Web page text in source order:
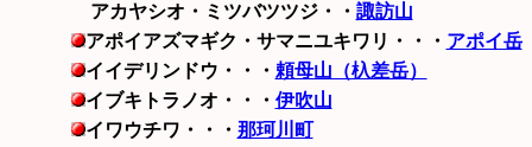
アカヤシオ・ミツバツツジ・・ 諏訪山
アポイアズマギク・サマニユキワリ・・・ アポイ岳
イイデリンドウ・・・ 頼母山（杁差岳）
イブキトラノオ・・・ 伊吹山
イワウチワ・・・ 那珂川町